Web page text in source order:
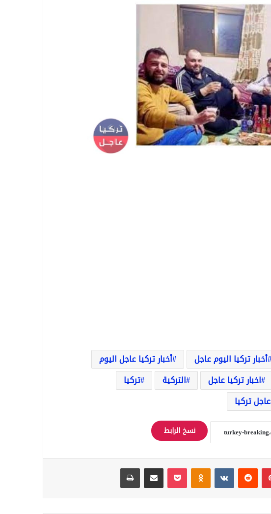
أخبار تركيا اليوم عاجل
أخبار تركيا عاجل اليوم
اخبار تركيا عاجل التركية
تركيا
عاجل تركيا
نسخ الرابط
بينتيريست Odnoklassniki
‫Pocket مشاركة عبر البريد طباعة